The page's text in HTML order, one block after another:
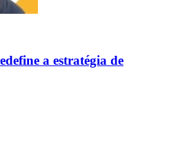
a estratégia de